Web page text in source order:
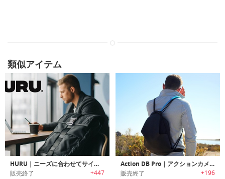
類似アイテム
HURU｜ニーズに合わせてサイズ変更可能なタフユースバックパック「フル」
販売終了 +447
Action DB Pro｜アクションカメラが搭載可能なドローストリングバックパック「アクションDBプロ」
販売終了 +196